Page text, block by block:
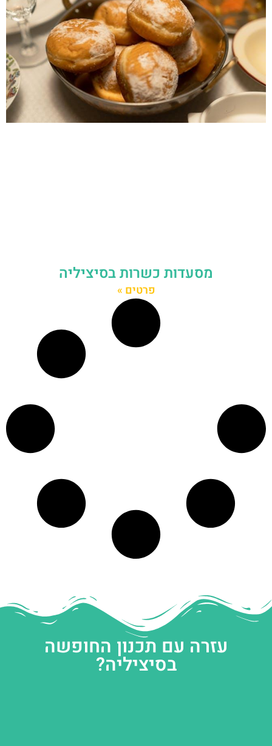
מסעדות כשרות בסיציליה
פרטים »
עזרה עם תכנון החופשה
בסיציליה?